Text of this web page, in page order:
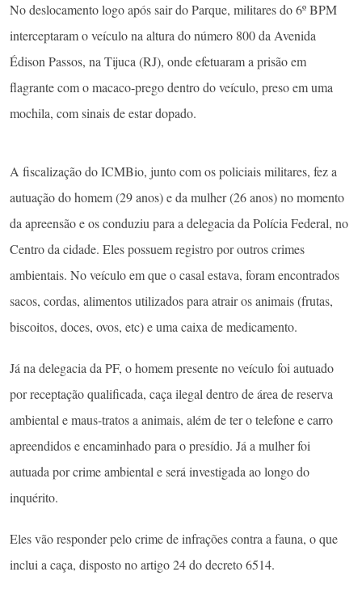
No deslocamento logo após sair do Parque, militares do 6º BPM
interceptaram o veículo na altura do número 800 da Avenida
Édison Passos, na Tijuca (RJ), onde efetuaram a prisão em
flagrante com o macaco-prego dentro do veículo, preso em uma
mochila, com sinais de estar dopado.
A fiscalização do ICMBio, junto com os policiais militares, fez a
autuação do homem (29 anos) e da mulher (26 anos) no momento
da apreensão e os conduziu para a delegacia da Polícia Federal, no
Centro da cidade. Eles possuem registro por outros crimes
ambientais. No veículo em que o casal estava, foram encontrados
sacos, cordas, alimentos utilizados para atrair os animais (frutas,
biscoitos, doces, ovos, etc) e uma caixa de medicamento.
Já na delegacia da PF, o homem presente no veículo foi autuado
por receptação qualificada, caça ilegal dentro de área de reserva
ambiental e maus-tratos a animais, além de ter o telefone e carro
apreendidos e encaminhado para o presídio. Já a mulher foi
autuada por crime ambiental e será investigada ao longo do
inquérito.
Eles vão responder pelo crime de infrações contra a fauna, o que
inclui a caça, disposto no artigo 24 do decreto 6514.